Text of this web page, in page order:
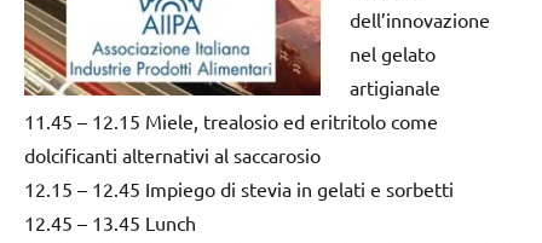
dell’innovazione
nel gelato
artigianale
11.45 – 12.15 Miele, trealosio ed eritritolo come
dolcificanti alternativi al saccarosio
12.15 – 12.45 Impiego di stevia in gelati e sorbetti
12.45 – 13.45 Lunch